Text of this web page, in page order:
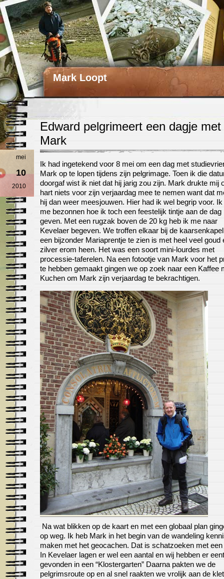
Mark Loopt
Edward pelgrimeert een dagje met
Mark
mei
10
2010
Ik had ingetekend voor 8 mei om een dag met
Mark op te lopen tijdens zijn pelgrimage. Toen ik die
doorgaf wist ik niet dat hij jarig zou zijn. Mark drukte mij
hart niets voor zijn verjaardag mee te nemen want dat
hij dan weer meesjouwen. Hier had ik wel begrip voor. Ik
me bezonnen hoe ik toch een feestelijk tintje aan de dag
geven. Met een rugzak boven de 20 kg heb ik me naar
Kevelaer begeven. We troffen elkaar bij de
een bijzonder Mariaprentje te zien is met heel veel goud
zilver erom heen. Het was een soort mini-lourdes met
processie-taferelen. Na een fotootje van Mark voor het
te hebben gemaakt gingen we op zoek naar een Kaffee
Kuchen om Mark zijn verjaardag te bekrachtigen.
Na wat blikken op de kaart en met een globaal plan
op weg. Ik heb Mark in het begin van de wandeling
maken met het geocachen. Dat is schatzoeken met
In Kevelaer lagen er wel een aantal en wij hebben er
gevonden in een “Klostergarten” Daarna pakten we de
pelgrimsroute op en al snel raakten we vrolijk aan de